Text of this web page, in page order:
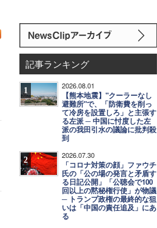
記事ランキング
1 2026.08.01
【熊本地震】"クーラーなし
避難所"で、「防衛費を削っ
て冷房を設置しろ」と主張す
る左派 ─ 中国に忖度した左
派の我田引水の議論に批判殺
到
2 2026.07.30
「コロナ対策の顔」ファウチ
氏の「公の場の発言と矛盾す
る日記公開」「公聴会で100
回以上の黙秘権行使」が物議
─ トランプ政権の最終的な狙
いは「中国の責任追及」にあ
る